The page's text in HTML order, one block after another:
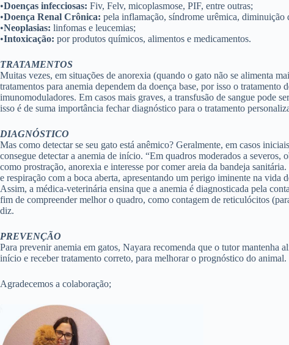
•Doenças infecciosas: Fiv, Felv, micoplasmose, PIF, entre outras;
•Doença Renal Crônica: pela inflamação, síndrome urêmica, diminuição
•Neoplasias: linfomas e leucemias;
•Intoxicação: por produtos químicos, alimentos e medicamentos.
TRATAMENTOS
Muitas vezes, em situações de anorexia (quando o gato não se alimenta
tratamentos para anemia dependem da doença base, por isso o
imunomoduladores. Em casos mais graves, a transfusão de sangue pode
isso é de suma importância fechar diagnóstico para o tratamento
DIAGNÓSTICO
Mas como detectar se seu gato está anêmico? Geralmente, em casos
consegue detectar a anemia de início. “Em quadros moderados a
como prostração, anorexia e interesse por comer areia da bandeja
e respiração com a boca aberta, apresentando um perigo iminente na vida
Assim, a médica-veterinária ensina que a anemia é diagnosticada pela
fim de compreender melhor o quadro, como contagem de reticulócitos
diz.
PREVENÇÃO
Para prevenir anemia em gatos, Nayara recomenda que o tutor
início e receber tratamento correto, para melhorar o prognóstico do animal.
Agradecemos a colaboração;